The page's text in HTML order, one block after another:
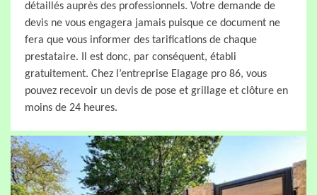
détaillés auprès des professionnels. Votre demande de
devis ne vous engagera jamais puisque ce document ne
fera que vous informer des tarifications de chaque
prestataire. Il est donc, par conséquent, établi
gratuitement. Chez l’entreprise Elagage pro 86, vous
pouvez recevoir un devis de pose et grillage et clôture en
moins de 24 heures.